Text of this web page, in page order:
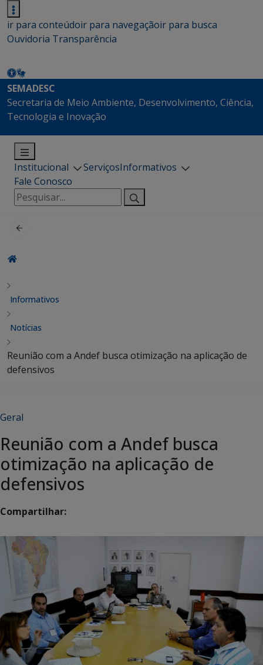
ir para conteúdoir para navegaçãoir para busca
Ouvidoria Transparência
SEMADESC
Secretaria de Meio Ambiente, Desenvolvimento, Ciência,
Tecnologia e Inovação
Institucional ServiçosInformativos
Fale Conosco
Pesquisar
por:
Informativos
Notícias
Reunião com a Andef busca otimização na aplicação de
defensivos
Geral
Reunião com a Andef busca
otimização na aplicação de
defensivos
Compartilhar: